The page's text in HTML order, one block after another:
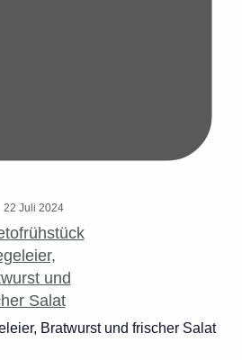
22 Juli 2024
Bratwurst und frischer Salat